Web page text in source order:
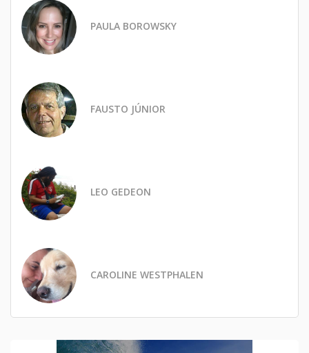
PAULA BOROWSKY
FAUSTO JÚNIOR
LEO GEDEON
CAROLINE WESTPHALEN